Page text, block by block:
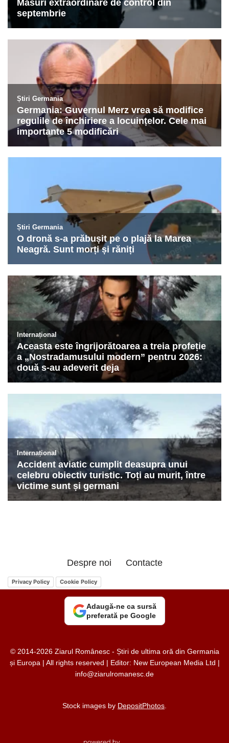
Despre noi Contacte
Privacy Policy Cookie Policy
Adaugă-ne ca sursă
preferată pe Google
© 2014-2026 Ziarul Românesc - Știri de ultima oră din Germania
și Europa | All rights reserved | Editor: New European Media Ltd |
info@ziarulromanesc.de
Stock images by DepositPhotos.